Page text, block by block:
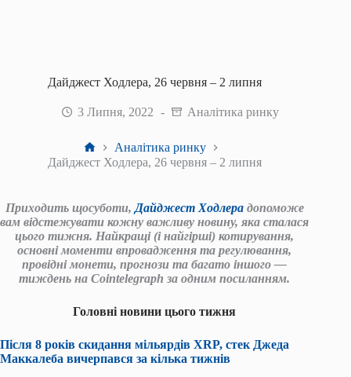
Дайджест Ходлера, 26 червня – 2 липня
3 Липня, 2022 Аналітика ринку
Головна
Аналітика ринку
Дайджест Ходлера, 26 червня – 2 липня
Приходить щосуботи, Дайджест Ходлерадопоможе
вам відстежувати кожну важливу новину, яка сталася
цього тижня. Найкращі (і найгірші) котирування,
основні моменти впровадження та регулювання,
провідні монети, прогнози та багато іншого —
тиждень на Cointelegraph за одним посиланням.
Головні новини цього тижня
Після 8 років скидання мільярдів XRP, стек Джеда
Маккалеба вичерпався за кілька тижнів